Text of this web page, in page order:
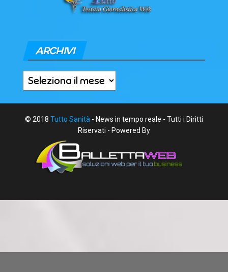
ARCHIVI
Archivi
© 2018 Tutto Sanità - News in tempo reale - Tutti i Diritti
Riservati - Powered By